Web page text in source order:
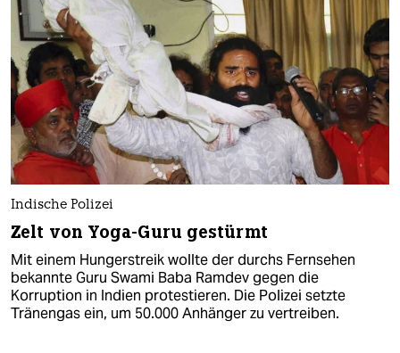
Indische Polizei
Zelt von Yoga-Guru gestürmt
Mit einem Hungerstreik wollte der durchs Fernsehen
bekannte Guru Swami Baba Ramdev gegen die
Korruption in Indien protestieren. Die Polizei setzte
Tränengas ein, um 50.000 Anhänger zu vertreiben.